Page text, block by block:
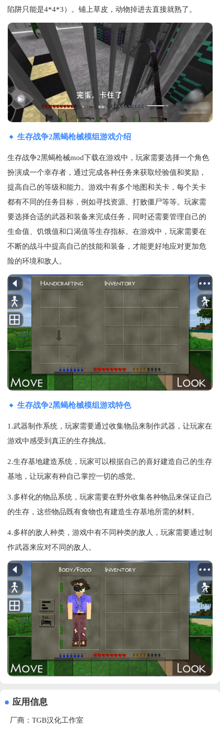
陷阱只能是4*4*3）。铺上草皮，动物掉进去直接就熟了。
生存战争2黑蝎枪械模组游戏介绍
生存战争2黑蝎枪械mod下载在游戏中，玩家需要选择一个角色
扮演成一个幸存者，通过完成各种任务来获取经验值和奖励，
提高自己的等级和能力。游戏中有多个地图和关卡，每个关卡
都有不同的任务目标，例如寻找资源、打败僵尸等等。玩家需
要选择合适的武器和装备来完成任务，同时还需要管理自己的
生命值、饥饿值和口渴值等生存指标。在游戏中，玩家需要在
不断的战斗中提高自己的技能和装备，才能更好地应对更加危
险的环境和敌人。
生存战争2黑蝎枪械模组游戏特色
1.武器制作系统，玩家需要通过收集物品来制作武器，让玩家在
游戏中感受到真正的生存挑战。
2.生存基地建造系统，玩家可以根据自己的喜好建造自己的生存
基地，让玩家有种自己掌控一切的感觉。
3.多样化的物品系统，玩家需要在野外收集各种物品来保证自己
的生存，这些物品既有食物也有建造生存基地所需的材料。
4.多样的敌人种类，游戏中有不同种类的敌人，玩家需要通过制
作武器来应对不同的敌人。
应用信息
厂商： TGB汉化工作室